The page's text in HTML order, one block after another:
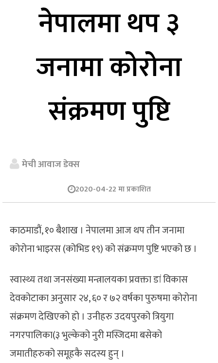
नेपालमा थप ३
जनामा कोरोना
संक्रमण पुष्टि
मेची आवाज डेक्स
2020-04-22 मा प्रकाशित
काठमाडौं, १० बैशाख । नेपालमा आज थप तीन जनामा
कोरोना भाइरस (कोभिड १९) को संक्रमण पुष्टि भएको छ ।
स्वास्थ्य तथा जनसंख्या मन्त्रालयका प्रवक्ता डां विकास
देवकोटाका अनुसार २४, ६० र ७२ वर्षका पुरुषमा कोरोना
संक्रमण देखिएको हो । उनीहरु उदयपुरको त्रियुगा
नगरपालिका(३ भुल्केको नुरी मस्जिदमा बसेको
जमातीहरुको समूहकै सदस्य हुन् ।